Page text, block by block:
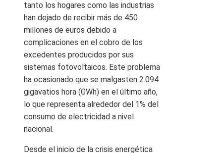
tanto los hogares como las industrias
han dejado de recibir más de 450
millones de euros debido a
complicaciones en el cobro de los
excedentes producidos por sus
sistemas fotovoltaicos. Este problema
ha ocasionado que se malgasten 2.094
gigavatios hora (GWh) en el último año,
lo que representa alrededor del 1% del
consumo de electricidad a nivel
nacional.
Desde el inicio de la crisis energética